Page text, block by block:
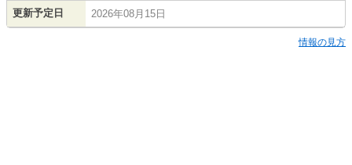
更新予定日 2026年08月15日
情報の見方